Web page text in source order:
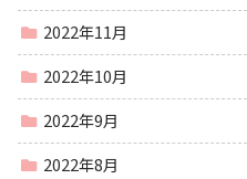
2022年11月
2022年10月
2022年9月
2022年8月